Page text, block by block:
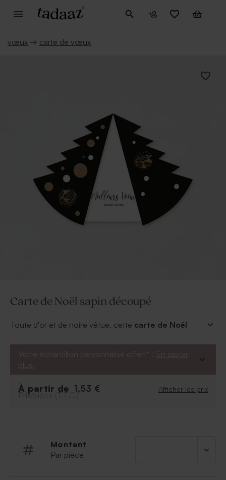
vœux → carte de vœux
Carte de Noël sapin découpé
Toute d'or et de noire vêtue, cette carte de Noël
bons vœux à l'intérieur pourront être gardés en
souvenir car un rapide montage vous permet
d'exposer la carte.
supplémentaire de fabrication de maximum 3 à 4 jours
Votre échantillon personnalisé offert* ! En savoir
plus.
À partir de 1,53 € Afficher les prix
Prix/pièce (T.T.C.)
Montant
Par pièce